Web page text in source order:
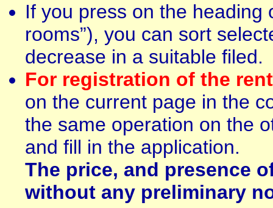
If you press on the heading
rooms”), you can sort
decrease in a suitable filed.
For registration of the
on the current page in the
the same operation on the
and fill in the application.
The price, and presence
without any preliminary